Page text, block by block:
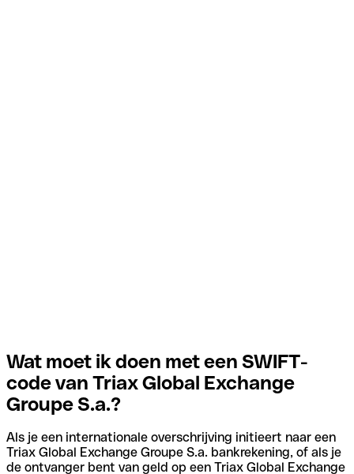
Wat moet ik doen met een SWIFT-
code van Triax Global Exchange
Groupe S.a.?
Als je een internationale overschrijving initieert naar een
Triax Global Exchange Groupe S.a. bankrekening, of als je
de ontvanger bent van geld op een Triax Global Exchange